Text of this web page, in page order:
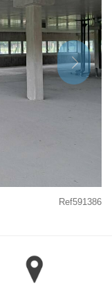
Ref591386